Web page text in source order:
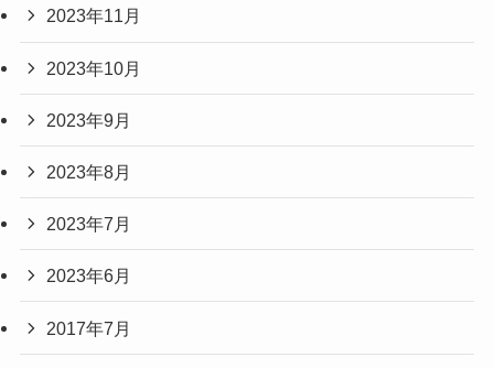
2023年11月
2023年10月
2023年9月
2023年8月
2023年7月
2023年6月
2017年7月